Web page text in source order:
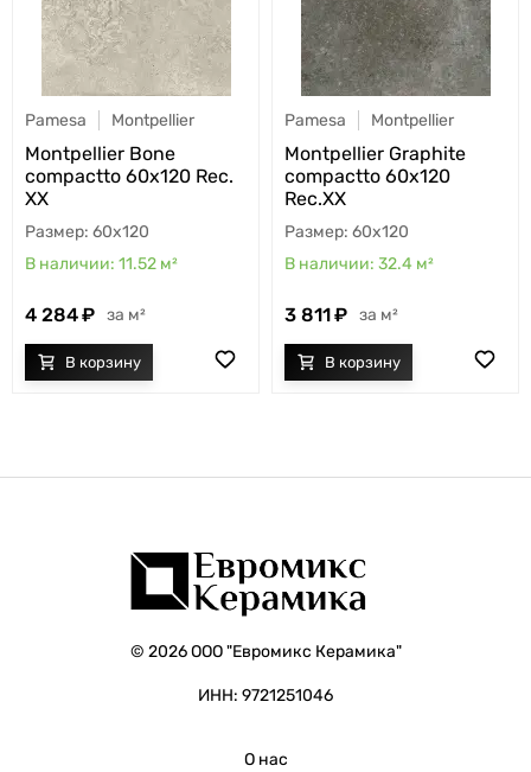
Pamesa Montpellier
Montpellier Bone
compactto 60x120 Rec.
XX
60x120
11.52 м²
4 284 м²
Pamesa Montpellier
Montpellier Graphite
compactto 60x120
Rec.XX
60x120
32.4 м²
3 811 м²
© 2026 ООО "Евромикс Керамика"
ИНН: 9721251046
О нас